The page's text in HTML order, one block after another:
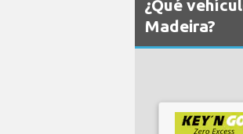
¿Qué
Madeira?